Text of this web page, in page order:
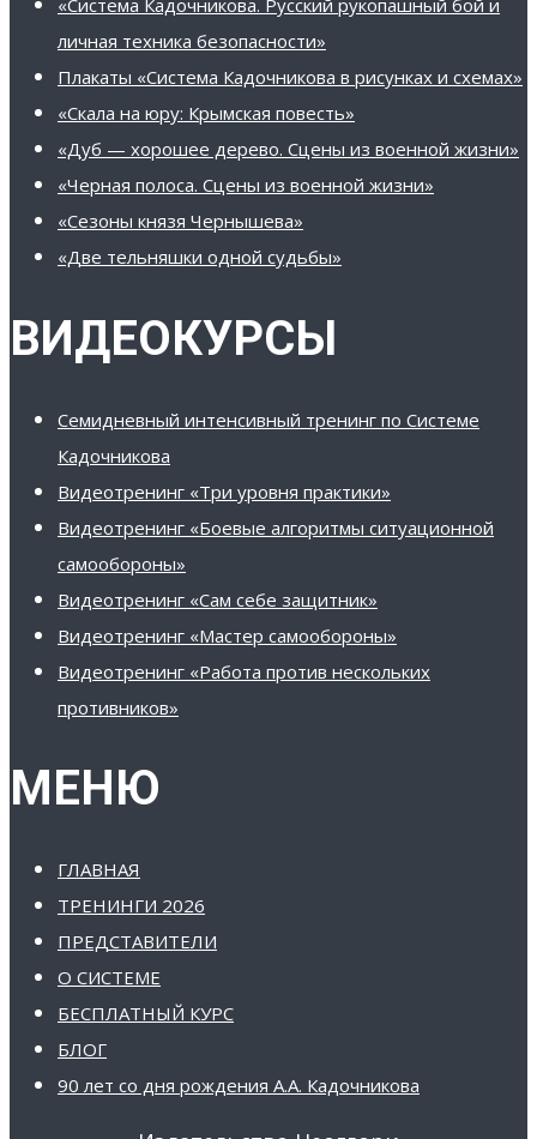
«Система Кадочникова. Русский рукопашный бой и
личная техника безопасности»
Плакаты «Система Кадочникова в рисунках и схемах»
«Скала на юру: Крымская повесть»
«Дуб — хорошее дерево. Сцены из военной жизни»
«Черная полоса. Сцены из военной жизни»
«Сезоны князя Чернышева»
«Две тельняшки одной судьбы»
ВИДЕОКУРСЫ
Семидневный интенсивный тренинг по Системе
Кадочникова
Видеотренинг «Три уровня практики»
Видеотренинг «Боевые алгоритмы ситуационной
самообороны»
Видеотренинг «Сам себе защитник»
Видеотренинг «Мастер самообороны»
Видеотренинг «Работа против нескольких
противников»
МЕНЮ
ГЛАВНАЯ
ТРЕНИНГИ 2026
ПРЕДСТАВИТЕЛИ
О СИСТЕМЕ
БЕСПЛАТНЫЙ КУРС
БЛОГ
90 лет со дня рождения А.А. Кадочникова